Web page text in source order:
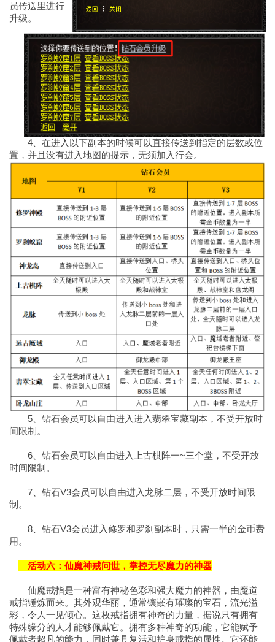
员传送里进行
升级。
4、在进入以下副本的时候可以直接传送到指定的层数或位
置，并且没有进入地图的提示，无须加入行会。
5、钻石会员可以自由进入进入翡翠宝藏副本，不受开放时
间限制。
6、钻石会员可以自由进入上古棋阵一~三个堂，不受开放
时间限制。
7、钻石V3会员可以自由进入龙脉二层，不受开放时间限
制。
8、钻石V3会员进入修罗和罗刹副本时，只需一半的金币费
用。
活动六：仙魔神戒问世，掌控无尽魔力的神器
仙魔戒指是一种富有神秘色彩和强大魔力的神器，由魔道
戒指锤炼而来。其外观华丽，通常镶嵌有璀璨的宝石，流光溢
彩，令人一见倾心。这枚戒指拥有神奇的力量，据说只有拥有
特殊缘分的人才能够佩戴它。拥有多种神奇的功能，它能赋予
佩戴者超凡的能力，同时兼具复活和护身戒指的属性。它还能